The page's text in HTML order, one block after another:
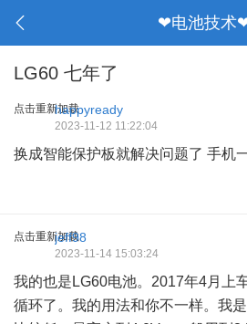
❤电池技术
LG60 七年了
点击重新加载happyready
2023-11-12 11:22:04
换成智能保护板就解决问题了 手机
点击重新加载
jeff98
2023-11-14 15:03:24
我的也是LG60电池。2017年4月上
循环了。我的用法和你不一样。我